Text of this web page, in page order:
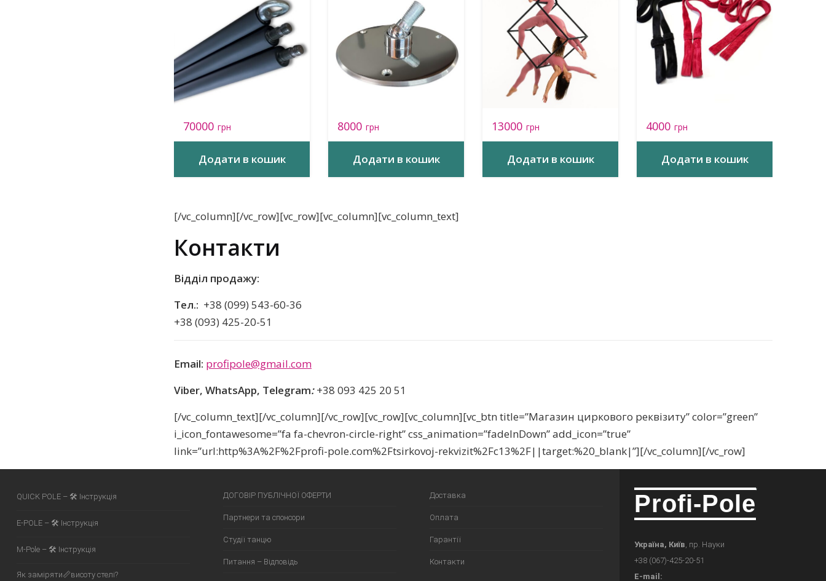
70000 грн
Додати в кошик
8000 грн
Додати в кошик
13000 грн
Додати в кошик
4000 грн
Додати в кошик
[/vc_column][/vc_row][vc_row][vc_column][vc_column_text]
Контакти
Відділ продажу:
Тел.: +38 (099) 543-60-36
+38 (093) 425-20-51
Email: profipole@gmail.com
Viber, WhatsApp, Telegram: +38 093 425 20 51
[/vc_column_text][/vc_column][/vc_row][vc_row][vc_column][vc_btn title=”Магазин циркового реквізиту” color=”green”
i_icon_fontawesome=”fa fa-chevron-circle-right” css_animation=”fadeInDown” add_icon=”true”
link=”url:http%3A%2F%2Fprofi-pole.com%2Ftsirkovoj-rekvizit%2Fc13%2F||target:%20_blank|”][/vc_column][/vc_row]
QUICK POLE – 🛠 Інструкція
E-POLE – 🛠 Інструкція
M-Pole – 🛠 Інструкція
Як заміряти📏висоту стелі?
ДОГОВІР ПУБЛІЧНОЇ ОФЕРТИ
Партнери та спонсори
Студії танцю
Питання – Відповідь
Доставка
Оплата
Гарантії
Контакти
Profi-Pole
Україна, Київ, пр. Науки
+38 (067)-425-20-51
E-mail: